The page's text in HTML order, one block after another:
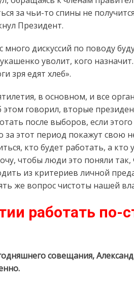
за чьи-то спины не
Президент.
дискуссий по поводу
уволит, кого
зря едят хлеб».
в основном, и все
этом говорил, вторые
после выборов, если
этот период покажут свою
кто будет работать, а
чтобы люди это поняли
из критериев личной
же вопрос чистоты нашей
работать по-
совещания,